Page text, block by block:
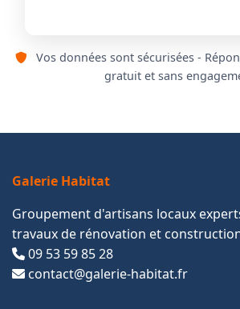
Vos données sont sécurisées -
gratuit et sans
Galerie Habitat
Groupement d'artisans locaux
travaux de rénovation et
09 53 59 85 28
contact@galerie-habitat.fr